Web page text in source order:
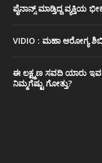
ಪೈನಾನ್ಸ್ ಮಾಡ್ತಿದ್ದ ವ್ಯಕ್ತಿಯ
VIDIO : ಮಹಾ ಆರೋಗ್ಯ
ಈ ಲಕ್ಷ್ಮಣ ಸವದಿ ಯಾರು
ನಿಮ್ಮಗೆಷ್ಟು ಗೋತ್ತು?